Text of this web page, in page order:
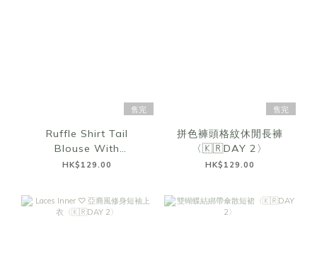
售完
Ruffle Shirt Tail
Blouse With
Muffler〈🇰🇷DAY 2〉
HK$129.00
售完
拼色褲頭格紋休閒長褲
〈🇰🇷DAY 2〉
HK$129.00